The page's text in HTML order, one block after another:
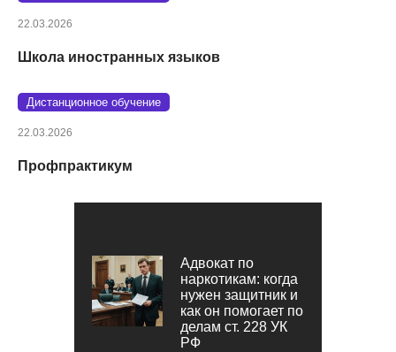
22.03.2026
Школа иностранных языков
Дистанционное обучение
22.03.2026
Профпрактикум
Адвокат по
наркотикам: когда
нужен защитник и
как он помогает по
делам ст. 228 УК
РФ